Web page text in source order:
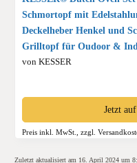
Schmortopf mit
Deckelheber Henkel und
Grilltopf für Oudoor &
von KESSER
Jetzt
Preis inkl. MwSt., zzgl.
Zuletzt aktualisiert am 16. April 2024 um